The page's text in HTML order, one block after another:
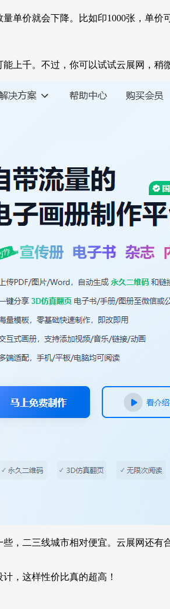
单价就会下降。比如印1000张，单
上千。不过，你可以试试云展网，稍
，二三线城市相对便宜。云展网还
，这样性价比真的超高！